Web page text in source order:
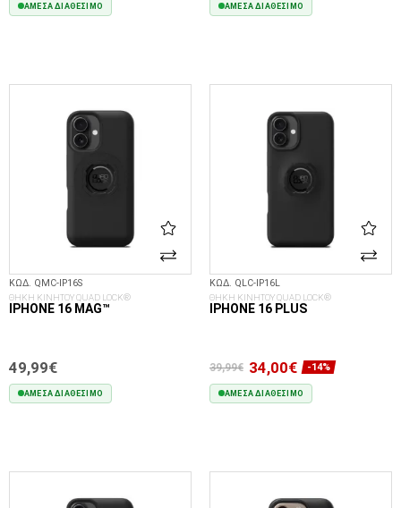
ΆΜΕΣΑ ΔΙΑΘΈΣΙΜΟ ΆΜΕΣΑ ΔΙΑΘΈΣΙΜΟ
ΚΩΔ. QMC-IP16S
ΘΗΚΗ ΚΙΝΗΤΟΥ QUAD LOCK®
IPHONE 16 MAG™
49,99€
ΆΜΕΣΑ ΔΙΑΘΈΣΙΜΟ
ΚΩΔ. QLC-IP16L
ΘΗΚΗ ΚΙΝΗΤΟΥ QUAD LOCK®
IPHONE 16 PLUS
39,99€ 34,00€ -14%
ΆΜΕΣΑ ΔΙΑΘΈΣΙΜΟ